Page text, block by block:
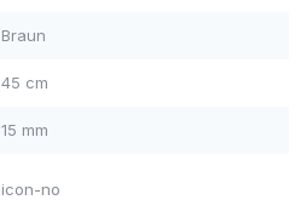
Braun
45 cm
15 mm
icon-no